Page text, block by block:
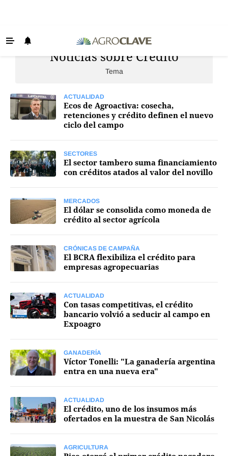
Lechería
Agenda
Clima
Agronegocios
Seguinos
Noticias sobre Crédito
Tema
ACTUALIDAD
Ecos de Agroactiva: cosecha,
retenciones y crédito definen el nuevo
ciclo del campo
SECTORES
El sector tambero suma financiamiento
con créditos atados al valor del novillo
MERCADOS
El dólar se consolida como moneda de
crédito al sector agrícola
CRÓNICAS DE CAMPAÑA
El BCRA flexibiliza el crédito para
empresas agropecuarias
ACTUALIDAD
Con tasas competitivas, el crédito
bancario volvió a seducir al campo en
Expoagro
GANADERÍA
Víctor Tonelli: "La ganadería argentina
entra en una nueva era"
ACTUALIDAD
El crédito, uno de los insumos más
ofertados en la muestra de San Nicolás
AGRICULTURA